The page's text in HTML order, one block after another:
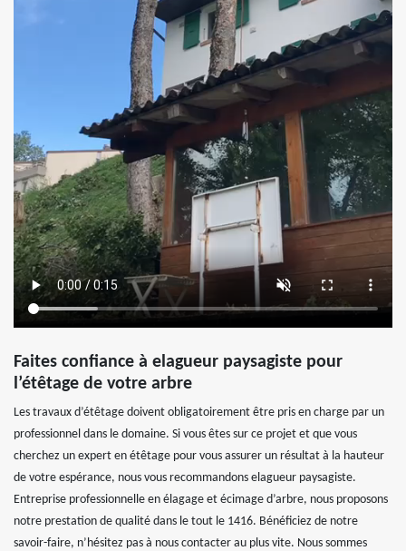
Faites confiance à elagueur paysagiste pour
l’étêtage de votre arbre
Les travaux d’étêtage doivent obligatoirement être pris en charge par un
professionnel dans le domaine. Si vous êtes sur ce projet et que vous
cherchez un expert en étêtage pour vous assurer un résultat à la hauteur
de votre espérance, nous vous recommandons elagueur paysagiste.
Entreprise professionnelle en élagage et écimage d’arbre, nous proposons
notre prestation de qualité dans le tout le 1416. Bénéficiez de notre
savoir-faire, n’hésitez pas à nous contacter au plus vite. Nous sommes